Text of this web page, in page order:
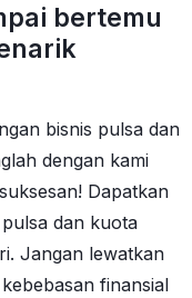
bertemu
bisnis pulsa dan
dengan kami
Dapatkan
dan kuota
Jangan lewatkan
finansial